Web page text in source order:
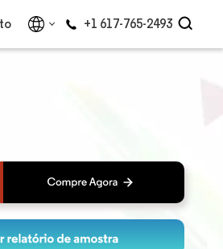
+1 617-765-2493